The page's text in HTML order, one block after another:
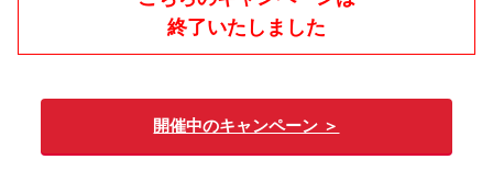
終了いたしました
開催中のキャンペーン ＞